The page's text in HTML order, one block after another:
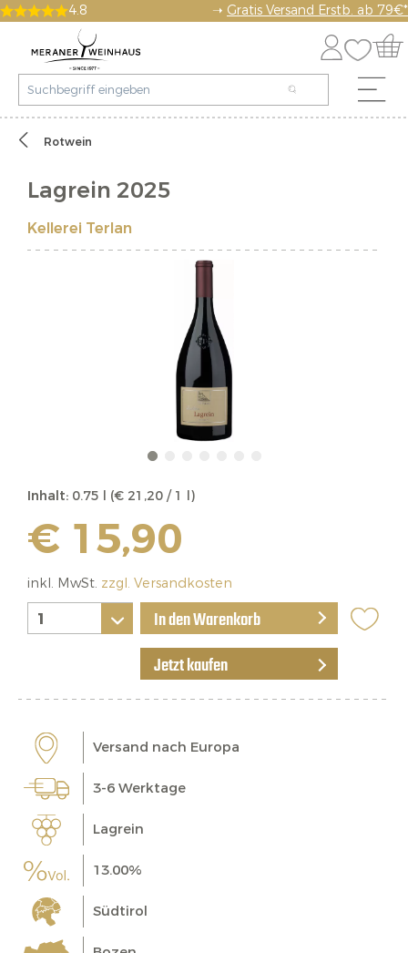
4.8 ➝ Gratis Versand Erstb. ab 79€*
Rotwein
Lagrein 2025
Kellerei Terlan
Inhalt: 0.75 l (€ 21,20 / 1 l)
€ 15,90
inkl. MwSt. zzgl. Versandkosten
In den Warenkorb
Jetzt kaufen
Versand nach Europa
3-6 Werktage
Lagrein
13.00%
Südtirol